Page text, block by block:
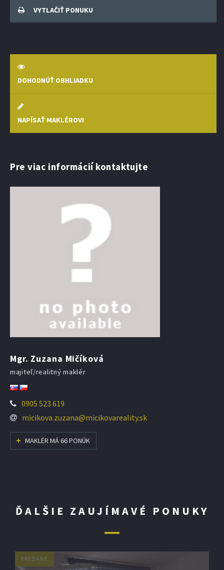
VYTLAČIŤ PONUKU
DOHODNÚŤ OBHLIADKU
NAPÍSAŤ MAKLÉROVI
Pre viac informácií kontaktujte
Mgr. Zuzana Mičíková
majiteľ/realitný maklér
0905 523 619
micikova.zuzana@micikovareality.sk
MAKLÉR MÁ 66 PONÚK
ĎALŠIE ZAUJÍMAVÉ PONUKY